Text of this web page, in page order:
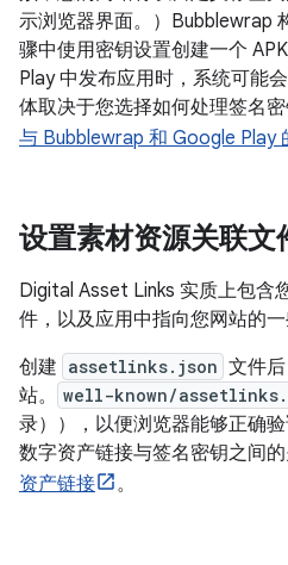
示浏览器界面。）Bubblewrap
骤中使用密钥设置创建一个
Play 中发布应用时，系统可能
体取决于您选择如何处理签名
与 Bubblewrap 和 Google Play
设置素材资源关联文
Digital Asset Links 实质上包含
件，以及应用中指向您网站的一
创建 assetlinks.json 文件
站。
well-known/
录）），以便浏览器能够正确
数字资产链接与签名密钥之间
资产链接
。